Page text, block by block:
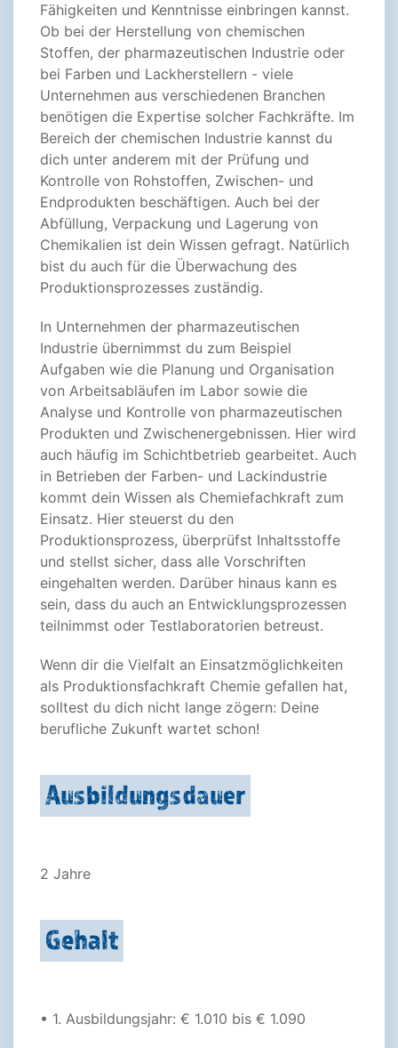
Fähigkeiten und Kenntnisse einbringen kannst.
Ob bei der Herstellung von chemischen
Stoffen, der pharmazeutischen Industrie oder
bei Farben und Lackherstellern - viele
Unternehmen aus verschiedenen Branchen
benötigen die Expertise solcher Fachkräfte. Im
Bereich der chemischen Industrie kannst du
dich unter anderem mit der Prüfung und
Kontrolle von Rohstoffen, Zwischen- und
Endprodukten beschäftigen. Auch bei der
Abfüllung, Verpackung und Lagerung von
Chemikalien ist dein Wissen gefragt. Natürlich
bist du auch für die Überwachung des
Produktionsprozesses zuständig.
In Unternehmen der pharmazeutischen
Industrie übernimmst du zum Beispiel
Aufgaben wie die Planung und Organisation
von Arbeitsabläufen im Labor sowie die
Analyse und Kontrolle von pharmazeutischen
Produkten und Zwischenergebnissen. Hier wird
auch häufig im Schichtbetrieb gearbeitet. Auch
in Betrieben der Farben- und Lackindustrie
kommt dein Wissen als Chemiefachkraft zum
Einsatz. Hier steuerst du den
Produktionsprozess, überprüfst Inhaltsstoffe
und stellst sicher, dass alle Vorschriften
eingehalten werden. Darüber hinaus kann es
sein, dass du auch an Entwicklungsprozessen
teilnimmst oder Testlaboratorien betreust.
Wenn dir die Vielfalt an Einsatzmöglichkeiten
als Produktionsfachkraft Chemie gefallen hat,
solltest du dich nicht lange zögern: Deine
berufliche Zukunft wartet schon!
Ausbildungsdauer
2 Jahre
Gehalt
• 1. Ausbildungsjahr: € 1.010 bis € 1.090